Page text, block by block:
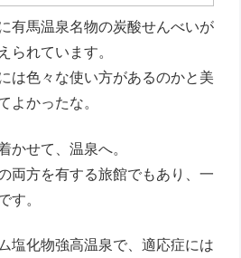
有馬温泉名物の炭酸せんべいが
られています。
は色々な使い方があるのかと美
よかったな。
かせて、温泉へ。
両方を有する旅館でもあり、一
す。
塩化物強高温泉で、適応症には